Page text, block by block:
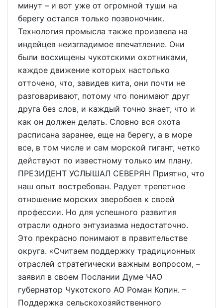
минут – и вот уже от огромной туши на
берегу остался только позвоночник.
Технология промысла также произвела на
индейцев неизгладимое впечатление. Они
были восхищены чукотскими охотниками,
каждое движение которых настолько
отточено, что, завидев кита, они почти не
разговаривают, потому что понимают друг
друга без слов, и каждый точно знает, что и
как он должен делать. Словно вся охота
расписана заранее, еще на берегу, а в море
все, в том числе и сам морской гигант, четко
действуют по известному только им плану.
ПРЕЗИДЕНТ УСЛЫШАЛ СЕВЕРЯН Приятно, что
наш опыт востребован. Радует трепетное
отношение морских зверобоев к своей
профессии. Но для успешного развития
отрасли одного энтузиазма недостаточно.
Это прекрасно понимают в правительстве
округа. «Считаем поддержку традиционных
отраслей стратегически важным вопросом, –
заявил в своем Послании Думе ЧАО
губернатор Чукотского АО Роман Копин. –
Поддержка сельскохозяйственного